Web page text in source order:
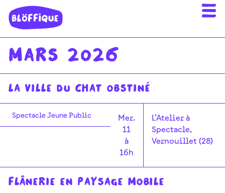
Mars 2026
La ville du chat obstiné
Mer.
11
à
16h
L’Atelier à
Spectacle,
Vernouillet (28)
Spectacle Jeune Public
Flânerie en paysage mobile